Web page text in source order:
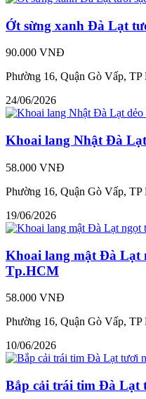
Ớt sừng xanh Đà Lạt
90.000 VNĐ
Phường 16, Quận Gò Vấp,
24/06/2026
Khoai lang Nhật Đà
58.000 VNĐ
Phường 16, Quận Gò Vấp,
19/06/2026
Khoai lang mật Đà Lạt
Tp.HCM
58.000 VNĐ
Phường 16, Quận Gò Vấp,
10/06/2026
Bắp cải trái tim Đà Lạt